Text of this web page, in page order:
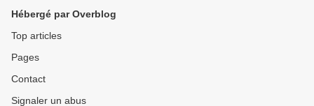
Hébergé par Overblog
Top articles
Pages
Contact
Signaler un abus